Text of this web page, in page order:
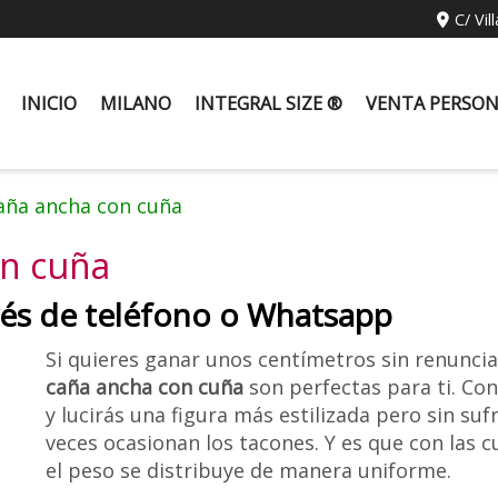
C/
INICIO MILANO INTEGRAL SIZE ® VENTA
ancha con cuña
cuña
de teléfono o Whatsapp
Si quieres ganar unos centímetros sin
caña ancha con cuñason perfectas para ti.
y lucirás una figura más estilizada pero sin
veces ocasionan los tacones. Y es que con las
el peso se distribuye de manera uniforme.